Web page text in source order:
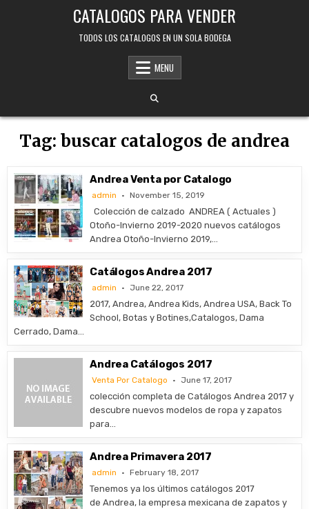
CATALOGOS PARA VENDER
TODOS LOS CATALOGOS EN UN SOLA BODEGA
MENU
Tag: buscar catalogos de andrea
Andrea Venta por Catalogo
admin November 15, 2019
Colección de calzado ANDREA ( Actuales )
Otoño-Invierno 2019-2020 nuevos catálogos
Andrea Otoño-Invierno 2019,…
Catálogos Andrea 2017
admin June 22, 2017
2017, Andrea, Andrea Kids, Andrea USA, Back To
School, Botas y Botines,Catalogos, Dama
Cerrado, Dama…
Andrea Catálogos 2017
Venta Por Catalogo June 17, 2017
colección completa de Catálogos Andrea 2017 y
descubre nuevos modelos de ropa y zapatos
para…
Andrea Primavera 2017
admin February 18, 2017
Tenemos ya los últimos catálogos 2017
de Andrea, la empresa mexicana de zapatos y